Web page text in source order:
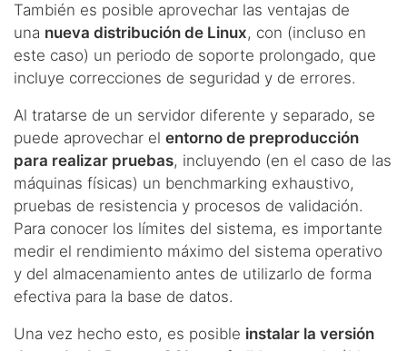
También es posible aprovechar las ventajas de
una nueva distribución de Linux, con (incluso en
este caso) un periodo de soporte prolongado, que
incluye correcciones de seguridad y de errores.
Al tratarse de un servidor diferente y separado, se
puede aprovechar el entorno de preproducción
para realizar pruebas, incluyendo (en el caso de las
máquinas físicas) un benchmarking exhaustivo,
pruebas de resistencia y procesos de validación.
Para conocer los límites del sistema, es importante
medir el rendimiento máximo del sistema operativo
y del almacenamiento antes de utilizarlo de forma
efectiva para la base de datos.
Una vez hecho esto, es posible instalar la versión